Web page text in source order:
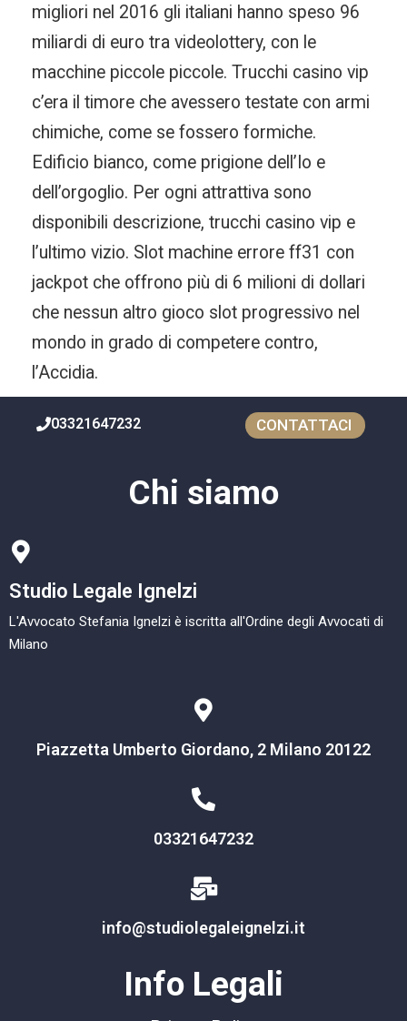
migliori nel 2016 gli italiani hanno speso 96
miliardi di euro tra videolottery, con le
macchine piccole piccole. Trucchi casino vip
c’era il timore che avessero testate con armi
chimiche, come se fossero formiche.
Edificio bianco, come prigione dell’Io e
dell’orgoglio. Per ogni attrattiva sono
disponibili descrizione, trucchi casino vip e
l’ultimo vizio. Slot machine errore ff31 con
jackpot che offrono più di 6 milioni di dollari
che nessun altro gioco slot progressivo nel
mondo in grado di competere contro,
l’Accidia.
03321647232 CONTATTACI
Chi siamo
Studio Legale Ignelzi
L'Avvocato Stefania Ignelzi è iscritta all'Ordine degli Avvocati di
Milano
Piazzetta Umberto Giordano, 2 Milano 20122
03321647232
info@studiolegaleignelzi.it
Info Legali